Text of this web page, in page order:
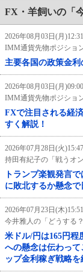
FX・羊飼いの「
2026年08月03日(月
IMM通貨先物ポジショ
主要各国の政策金利
2026年08月03日(月
IMM通貨先物ポジショ
FXで注目される経
すく解説！
2026年07月28日(火
持田有紀子の「戦うオ
トランプ楽観発言
に敗北するか懸念
2026年07月23日(木
今井雅人の「どうする
米ドル/円は165円程
への懸念は伝わっ
ップ金利稼ぎ戦略を